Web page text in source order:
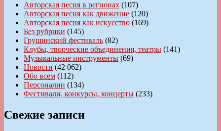
Авторская песня в регионах (107)
Авторская песня как движение (120)
Авторская песня как искусство (169)
Без рубрики (145)
Грушинский фестиваль (82)
Клубы, творческие объединения, театры (141)
Музыкальные инструменты (69)
Новости (42 062)
Обо всем (112)
Персоналии (134)
Фестивали, конкурсы, концерты (233)
Свежие записи